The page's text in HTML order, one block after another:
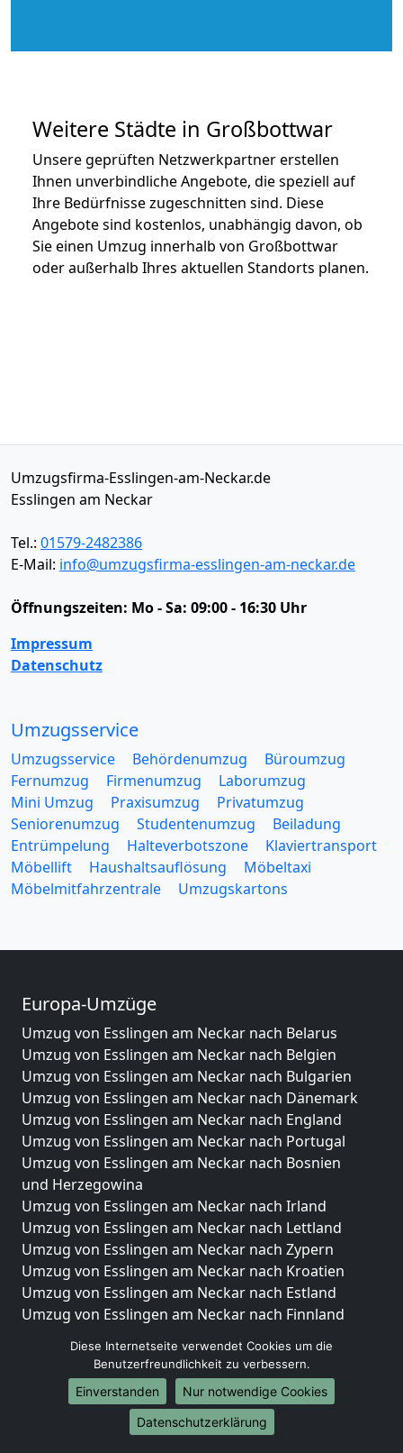
Weitere Städte in Großbottwar
Unsere geprüften Netzwerkpartner erstellen
Ihnen unverbindliche Angebote, die speziell auf
Ihre Bedürfnisse zugeschnitten sind. Diese
Angebote sind kostenlos, unabhängig davon, ob
Sie einen Umzug innerhalb von Großbottwar
oder außerhalb Ihres aktuellen Standorts planen.
Umzugsfirma-Esslingen-am-Neckar.de
Esslingen am Neckar
Tel.: 01579-2482386
E-Mail: info@umzugsfirma-esslingen-am-neckar.de
Öffnungszeiten: Mo - Sa: 09:00 - 16:30 Uhr
Impressum
Datenschutz
Umzugsservice
Umzugsservice Behördenumzug
Büroumzug
Fernumzug
Firmenumzug
Laborumzug
Mini Umzug
Praxisumzug
Privatumzug
Seniorenumzug
Studentenumzug
Beiladung
Entrümpelung
Halteverbotszone
Klaviertransport
Möbellift
Haushaltsauflösung
Möbeltaxi
Möbelmitfahrzentrale
Umzugskartons
Europa-Umzüge
Umzug von Esslingen am Neckar nach Belarus
Umzug von Esslingen am Neckar nach Belgien
Umzug von Esslingen am Neckar nach Bulgarien
Umzug von Esslingen am Neckar nach Dänemark
Umzug von Esslingen am Neckar nach England
Umzug von Esslingen am Neckar nach Portugal
Umzug von Esslingen am Neckar nach Bosnien
und Herzegowina
Umzug von Esslingen am Neckar nach Irland
Umzug von Esslingen am Neckar nach Lettland
Umzug von Esslingen am Neckar nach Zypern
Umzug von Esslingen am Neckar nach Kroatien
Umzug von Esslingen am Neckar nach Estland
Umzug von Esslingen am Neckar nach Finnland
Umzug von Esslingen am Neckar nach Griechenland
Umzug von Esslingen am Neckar nach Italien
Umzug von Esslingen am Neckar nach Liechtenstein
Umzug von Esslingen am Neckar nach Luxemburg
Diese Internetseite verwendet Cookies um die
Benutzerfreundlichkeit zu verbessern.
Einverstanden
Nur notwendige Cookies
Datenschutzerklärung